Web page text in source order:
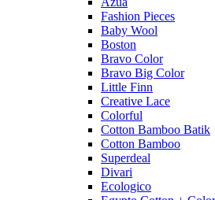
Fashion Pieces
Baby Wool
Boston
Bravo Color
Bravo Big Color
Little Finn
Creative Lace
Colorful
Cotton Bamboo Batik
Cotton Bamboo
Superdeal
Divari
Ecologico